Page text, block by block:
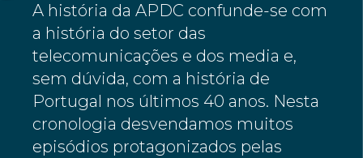
A história da APDC confunde-se com
a história do setor das
telecomunicações e dos media e,
sem dúvida, com a história de
Portugal nos últimos 40 anos. Nesta
cronologia desvendamos muitos
episódios protagonizados pelas